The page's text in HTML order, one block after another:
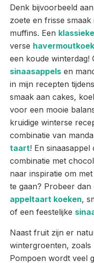
Denk bijvoorbeeld aan
zoete en frisse
muffins. Een
verse
een koude
sinaasappels en
in mijn recepten
smaak aan cakes,
voor een mooie
kruidige winterse
combinatie van
taart! En
combinatie met
naar inspiratie om
te gaan? Probeer dan
appeltaart koeken,
of een feestelijke
Naast fruit zijn er
wintergroenten, zoals
Pompoen wordt veel